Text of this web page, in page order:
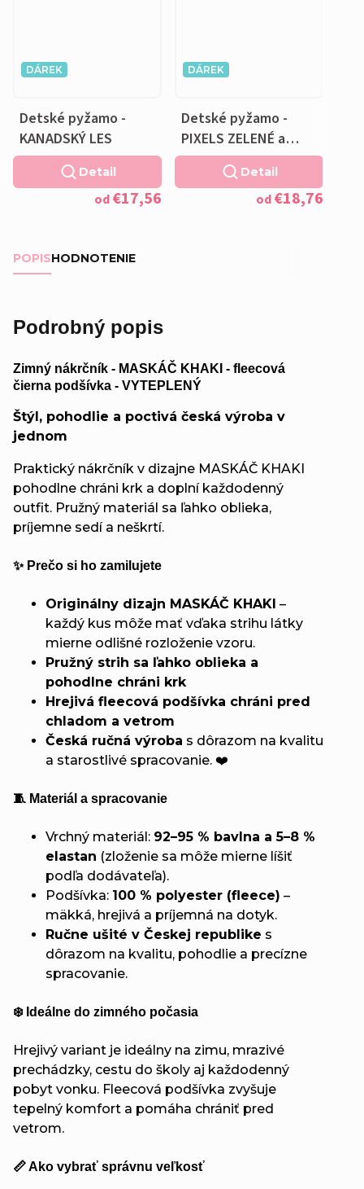
DÁREK
Detské pyžamo -
KANADSKÝ LES
od€17,56
Detail
DÁREK
Detské pyžamo -
PIXELS ZELENÉ a
VANKÚŠIK ZADARMO
od€18,76
Detail
POPISHODNOTENIE
Podrobný popis
Zimný nákrčník - MASKÁČ KHAKI - fleecová
čierna podšívka - VYTEPLENÝ
Štýl, pohodlie a poctivá česká výroba v
jednom
Praktický nákrčník v dizajne MASKÁČ KHAKI
pohodlne chráni krk a doplní každodenný
outfit. Pružný materiál sa ľahko oblieka,
príjemne sedí a neškrtí.
✨ Prečo si ho zamilujete
Originálny dizajn MASKÁČ KHAKI –
každý kus môže mať vďaka strihu látky
mierne odlišné rozloženie vzoru.
Pružný strih sa ľahko oblieka a
pohodlne chráni krk
Hrejivá fleecová podšívka chráni pred
chladom a vetrom
Česká ručná výroba s dôrazom na kvalitu
a starostlivé spracovanie. ❤️
🧵 Materiál a spracovanie
Vrchný materiál: 92–95 % bavlna a 5–8 %
elastan (zloženie sa môže mierne líšiť
podľa dodávateľa).
Podšívka: 100 % polyester (fleece) –
mäkká, hrejivá a príjemná na dotyk.
Ručne ušité v Českej republike s
dôrazom na kvalitu, pohodlie a precízne
spracovanie.
❄️ Ideálne do zimného počasia
Hrejivý variant je ideálny na zimu, mrazivé
prechádzky, cestu do školy aj každodenný
pobyt vonku. Fleecová podšívka zvyšuje
tepelný komfort a pomáha chrániť pred
vetrom.
📏 Ako vybrať správnu veľkosť